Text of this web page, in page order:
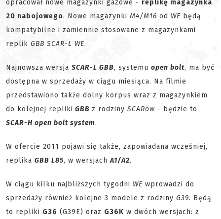
opracował nowe magazynki gazowe - replikę magazynka
20 nabojowego. Nowe magazynki M4/M16 od WE będą
kompatybilne i zamiennie stosowane z magazynkami
replik GBB SCAR-L WE.
Najnowsza wersja SCAR-L GBB, systemu open bolt, ma być
dostępna w sprzedaży w ciągu miesiąca. Na filmie
przedstawiono także dolny korpus wraz z magazynkiem
do kolejnej repliki GBB z rodziny SCARów - będzie to
SCAR-H open bolt system.
W ofercie 2011 pojawi się także, zapowiadana wcześniej,
replika GBB L85, w wersjachA1/A2.
W ciągu kilku najbliższych tygodni WE wprowadzi do
sprzedaży również kolejne 3 modele z rodziny G39. Będą
to repliki G36 (G39E) oraz G36K w dwóch wersjach: z